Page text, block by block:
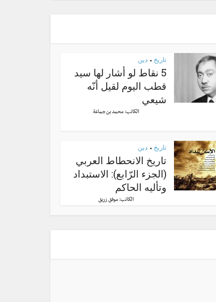
تاريخ • دين
5 نقاط لو أشار لها سيد
قطب اليوم لقيل أنّه
شيعي
الكاتب:محمد بن جماعة
تاريخ • دين
تاريخ الانحطاط العربي
(الجزء الرّابع): الاستبداد
وتأليه الحاكم
الكاتب:موفق زريق